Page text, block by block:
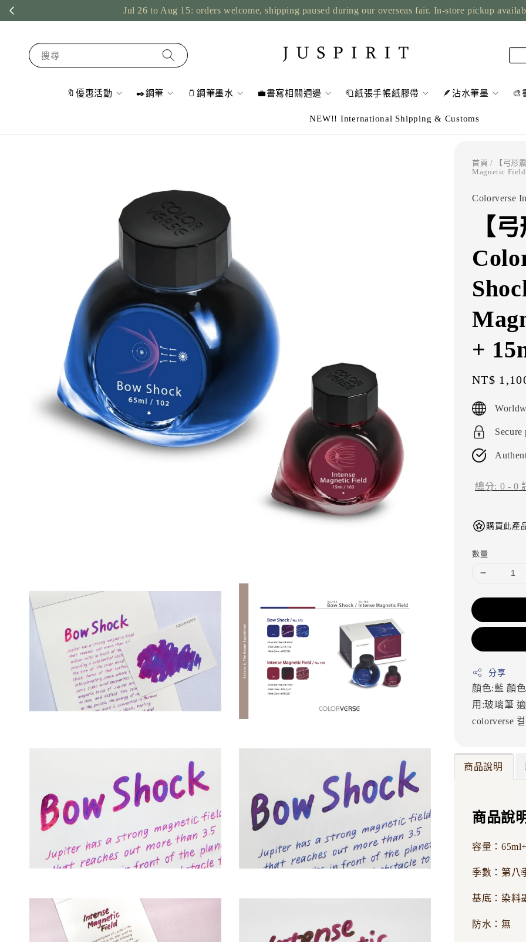
Jul 26 to Aug 15: orders welcome, shipping paused during our overseas fair. In-store pickup
搜尋
🔖優惠活動 ✒️鋼筆 🫙鋼筆墨水 💼書寫相關週邊 🧻紙張手帳紙膠帶 🪶沾水筆墨 🎨
NEW!! International Shipping & Customs
首頁 / 【弓形
Magnetic
Colorverse
【
+
Sale
NT$
Secure
總分: 0 -0
購買此產
數量
分享
顏色:藍 顏
用:玻璃筆
colorverse
商品說明
商品說
容量：
季數：第八
基底：染料
防水：無